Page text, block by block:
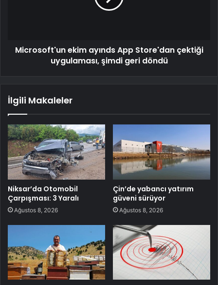
Microsoft'un ekim ayınds App Store'dan çektiği
uygulaması, şimdi geri döndü
İlgili Makaleler
Niksar’da Otomobil
Çarpışması: 3 Yaralı
Ağustos 8, 2026
Çin’de yabancı yatırım
güveni sürüyor
Ağustos 8, 2026